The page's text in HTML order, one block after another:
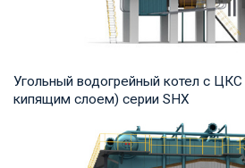
Угольный водогрейный котел с
кипящим слоем) серии SHX
Горячая вода Рабочее давление:
мощность продукта: 7-91 МВт